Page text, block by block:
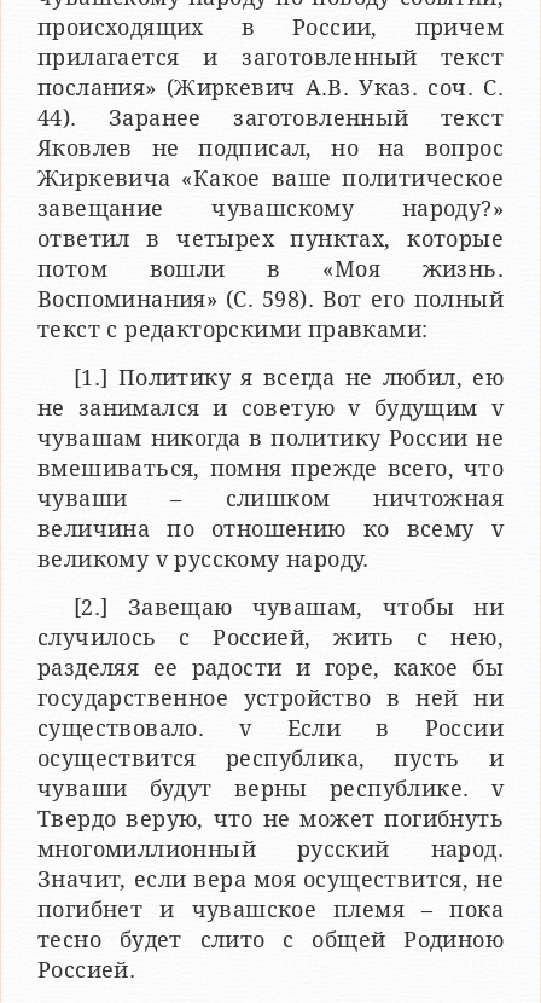
происходящих в России, причем
прилагается и заготовленный текст
послания» (Жиркевич А.В. Указ. соч. С.
44). Заранее заготовленный текст
Яковлев не подписал, но на вопрос
Жиркевича «Какое ваше политическое
завещание чувашскому народу?»
ответил в четырех пунктах, которые
потом вошли в «Моя жизнь.
Воспоминания» (С. 598). Вот его полный
текст с редакторскими правками:
[1.] Политику я всегда не любил, ею
не занимался и советую v будущим v
чувашам никогда в политику России не
вмешиваться, помня прежде всего, что
чуваши – слишком ничтожная
величина по отношению ко всему v
великому v русскому народу.
[2.] Завещаю чувашам, чтобы ни
случилось с Россией, жить с нею,
разделяя ее радости и горе, какое бы
государственное устройство в ней ни
существовало. v Если в России
осуществится республика, пусть и
чуваши будут верны республике. v
Твердо верую, что не может погибнуть
многомиллионный русский народ.
Значит, если вера моя осуществится, не
погибнет и чувашское племя – пока
тесно будет слито с общей Родиною
Россией.